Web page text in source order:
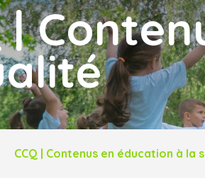
|
CCQ | Contenus en éducation à la